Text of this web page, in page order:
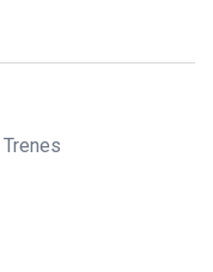
Trenes